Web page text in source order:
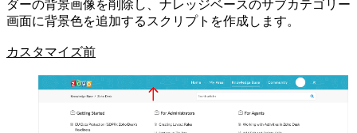
ダーの背景画像を削除し、ナレッジベースのサブカテゴリー
画面に背景色を追加するスクリプトを作成します。
カスタマイズ前